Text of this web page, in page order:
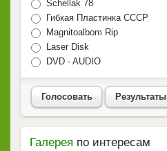
Schellak 78
Гибкая Пластинка СССР
Magnitoalbom Rip
Laser Disk
DVD - AUDIO
Голосовать Результаты
Галерея по интересам